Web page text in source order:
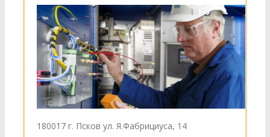
180017 г. Псков ул. Я.Фабрициуса, 14